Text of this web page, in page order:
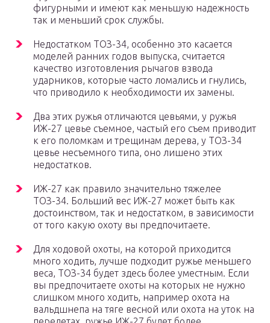
фигурными и имеют как меньшую надежность
так и меньший срок службы.
Недостатком ТОЗ-34, особенно это касается
моделей ранних годов выпуска, считается
качество изготовления рычагов взвода
ударников, которые часто ломались и гнулись,
что приводило к необходимости их замены.
Два этих ружья отличаются цевьями, у ружья
ИЖ-27 цевье съемное, частый его съем приводит
к его поломкам и трещинам дерева, у ТОЗ-34
цевье несъемного типа, оно лишено этих
недостатков.
ИЖ-27 как правило значительно тяжелее
ТОЗ-34. Больший вес ИЖ-27 может быть как
достоинством, так и недостатком, в зависимости
от того какую охоту вы предпочитаете.
Для ходовой охоты, на которой приходится
много ходить, лучше подходит ружье меньшего
веса, ТОЗ-34 будет здесь более уместным. Если
вы предпочитаете охоты на которых не нужно
слишком много ходить, например охота на
вальдшнепа на тяге весной или охота на уток на